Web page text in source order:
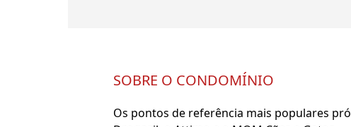
SOBRE O CONDOMÍNIO
Os pontos de referência mais populares